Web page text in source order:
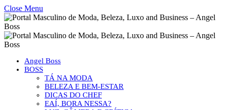
Close Menu
Angel Boss
BOSS
TÁ NA MODA
BELEZA E BEM-ESTAR
DICAS DO CHEF
EAÍ, BORA NESSA?